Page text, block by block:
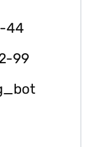
44
99